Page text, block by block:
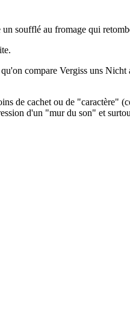
soufflé au fromage qui
compare Vergiss uns
de cachet ou de "caractère"
d'un "mur du son" et